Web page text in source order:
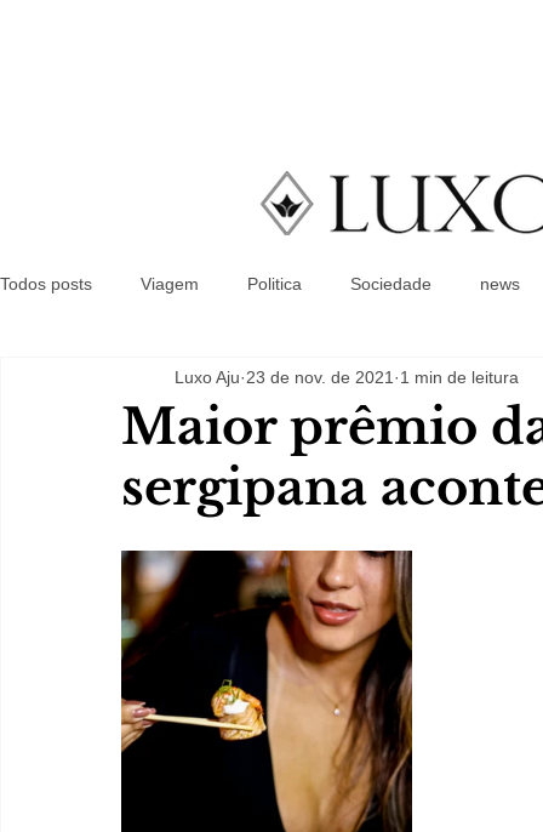
Todos posts Viagem Politica Sociedade news
Maior prêmio
sergipana
Luxo Aju 23 de nov. de 2021 1 min de leitura